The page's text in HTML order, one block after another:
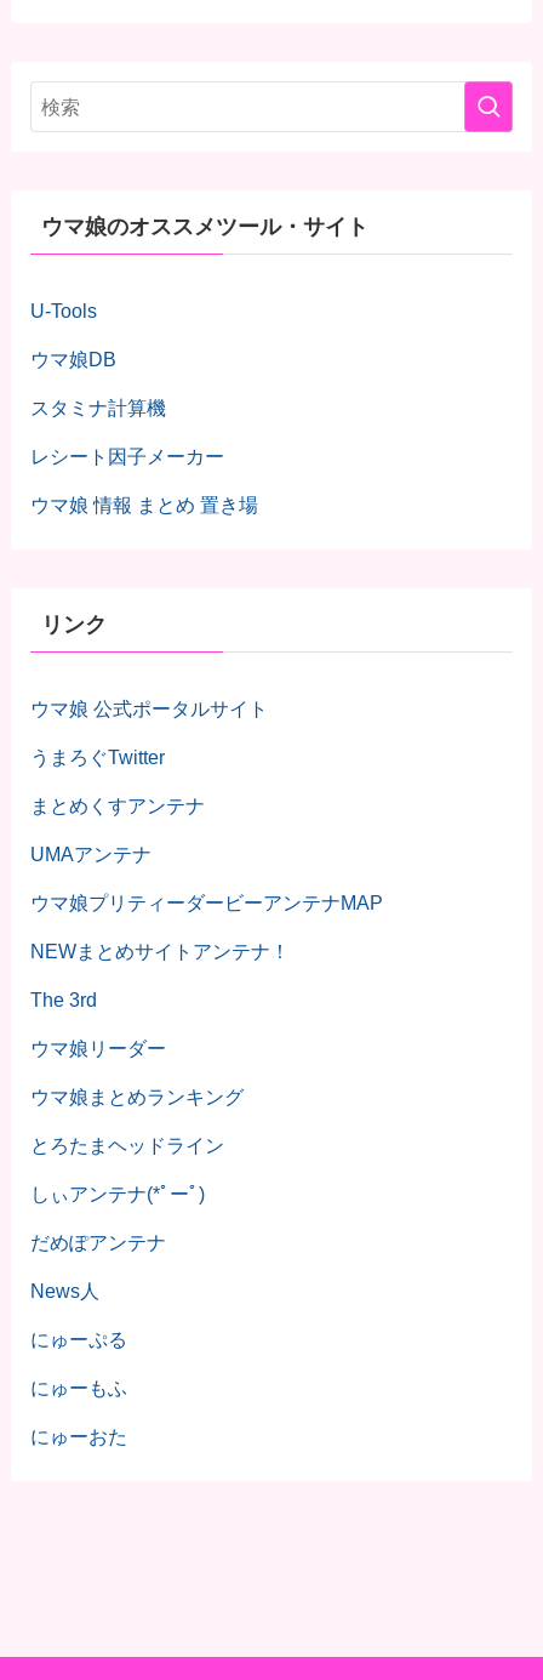
ウマ娘のオススメツール・サイト
U-Tools
ウマ娘DB
スタミナ計算機
レシート因子メーカー
ウマ娘 情報 まとめ 置き場
リンク
ウマ娘 公式ポータルサイト
うまろぐTwitter
まとめくすアンテナ
UMAアンテナ
ウマ娘プリティーダービーアンテナMAP
NEWまとめサイトアンテナ！
The 3rd
ウマ娘リーダー
ウマ娘まとめランキング
とろたまヘッドライン
しぃアンテナ(*ﾟーﾟ)
だめぽアンテナ
News人
にゅーぷる
にゅーもふ
にゅーおた